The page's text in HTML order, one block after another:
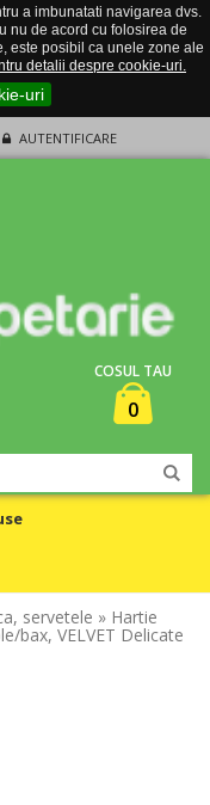
a imbunatati navigarea dvs.
nu de acord cu folosirea de
este posibil ca unele zone ale
detalii despre cookie-uri.
uri
AUTENTIFICARE
COSUL TAU
0
servetele » Hartie
bax, VELVET Delicate